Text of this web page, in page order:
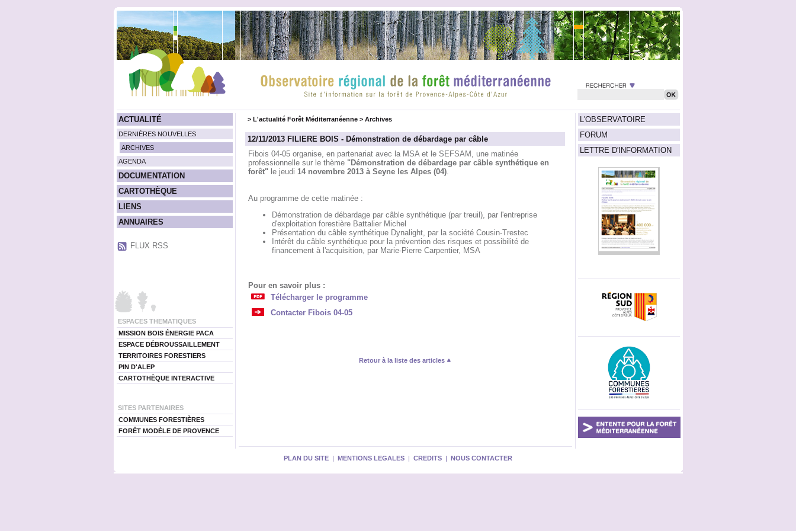
ACTUALITÉ
DERNIÈRES NOUVELLES
ARCHIVES
AGENDA
DOCUMENTATION
CARTOTHÈQUE
LIENS
ANNUAIRES
FLUX RSS
ESPACES THEMATIQUES
MISSION BOIS ÉNERGIE PACA
ESPACE DÉBROUSSAILLEMENT
TERRITOIRES FORESTIERS
PIN D'ALEP
CARTOTHÈQUE INTERACTIVE
SITES PARTENAIRES
COMMUNES FORESTIÈRES
FORÊT MODÈLE DE PROVENCE
L'OBSERVATOIRE
FORUM
LETTRE D'INFORMATION
> L'actualité Forêt Méditerranéenne> Archives
12/11/2013 FILIERE BOIS - Démonstration de débardage par câble
Fibois 04-05 organise, en partenariat avec la MSA et le SEFSAM, une matinée
professionnelle sur le thème "Démonstration de débardage par câble synthétique en
forêt"le jeudi 14 novembre 2013 à Seyne les Alpes (04).
Au programme de cette matinée :
Démonstration de débardage par câble synthétique (par treuil), par l'entreprise
d'exploitation forestière Battalier Michel
Présentation du câble synthétique Dynalight, par la société Cousin-Trestec
Intérêt du câble synthétique pour la prévention des risques et possibilité de
financement à l'acquisition, par Marie-Pierre Carpentier, MSA
Pour en savoir plus :
Télécharger le programme
Contacter Fibois 04-05
Retour à la liste des articles
PLAN DU SITE | MENTIONS LEGALES | CREDITS | NOUS CONTACTER